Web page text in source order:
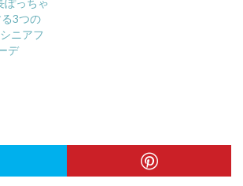
ぽっちゃ
3つの
ニアフ
デ